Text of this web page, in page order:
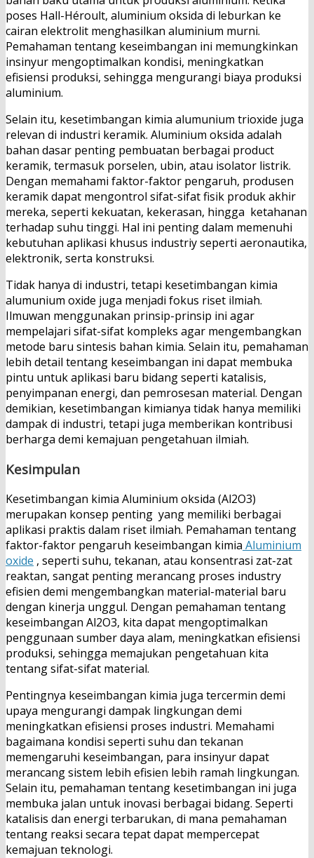
poses Hall-Héroult, aluminium oksida di leburkan ke
cairan elektrolit menghasilkan aluminium murni.
Pemahaman tentang keseimbangan ini memungkinkan
insinyur mengoptimalkan kondisi, meningkatkan
efisiensi produksi, sehingga mengurangi biaya produksi
aluminium.
Selain itu, kesetimbangan kimia alumunium trioxide juga
relevan di industri keramik. Aluminium oksida adalah
bahan dasar penting pembuatan berbagai product
keramik, termasuk porselen, ubin, atau isolator listrik.
Dengan memahami faktor-faktor pengaruh, produsen
keramik dapat mengontrol sifat-sifat fisik produk akhir
mereka, seperti kekuatan, kekerasan, hingga ketahanan
terhadap suhu tinggi. Hal ini penting dalam memenuhi
kebutuhan aplikasi khusus industriy seperti aeronautika,
elektronik, serta konstruksi.
Tidak hanya di industri, tetapi kesetimbangan kimia
alumunium oxide juga menjadi fokus riset ilmiah.
Ilmuwan menggunakan prinsip-prinsip ini agar
mempelajari sifat-sifat kompleks agar mengembangkan
metode baru sintesis bahan kimia. Selain itu, pemahaman
lebih detail tentang keseimbangan ini dapat membuka
pintu untuk aplikasi baru bidang seperti katalisis,
penyimpanan energi, dan pemrosesan material. Dengan
demikian, kesetimbangan kimianya tidak hanya memiliki
dampak di industri, tetapi juga memberikan kontribusi
berharga demi kemajuan pengetahuan ilmiah.
Kesimpulan
Kesetimbangan kimia Aluminium oksida (Al2O3)
merupakan konsep penting yang memiliki berbagai
aplikasi praktis dalam riset ilmiah. Pemahaman tentang
faktor-faktor pengaruh keseimbangan kimia Aluminium
oxide , seperti suhu, tekanan, atau konsentrasi zat-zat
reaktan, sangat penting merancang proses industry
efisien demi mengembangkan material-material baru
dengan kinerja unggul. Dengan pemahaman tentang
keseimbangan Al2O3, kita dapat mengoptimalkan
penggunaan sumber daya alam, meningkatkan efisiensi
produksi, sehingga memajukan pengetahuan kita
tentang sifat-sifat material.
Pentingnya keseimbangan kimia juga tercermin demi
upaya mengurangi dampak lingkungan demi
meningkatkan efisiensi proses industri. Memahami
bagaimana kondisi seperti suhu dan tekanan
memengaruhi keseimbangan, para insinyur dapat
merancang sistem lebih efisien lebih ramah lingkungan.
Selain itu, pemahaman tentang kesetimbangan ini juga
membuka jalan untuk inovasi berbagai bidang. Seperti
katalisis dan energi terbarukan, di mana pemahaman
tentang reaksi secara tepat dapat mempercepat
kemajuan teknologi.